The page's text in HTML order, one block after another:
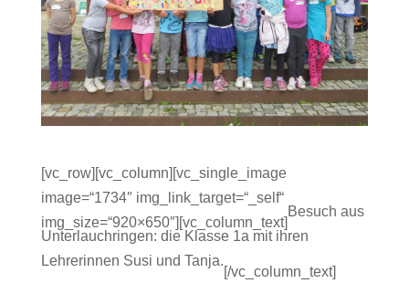
[vc_row][vc_column][vc_single_image
image=“1734″ img_link_target=“_self“
img_size=“920×650″][vc_column_text]
Besuch aus
Unterlauchringen: die Klasse 1a mit ihren
Lehrerinnen Susi und Tanja.
[/vc_column_text]